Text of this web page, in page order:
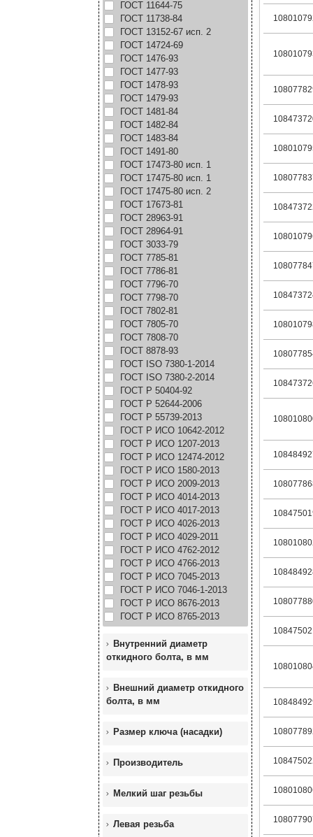
ГОСТ 11644-75
ГОСТ 11738-84
ГОСТ 13152-67 исп. 2
ГОСТ 14724-69
ГОСТ 1476-93
ГОСТ 1477-93
ГОСТ 1478-93
ГОСТ 1479-93
ГОСТ 1481-84
ГОСТ 1482-84
ГОСТ 1483-84
ГОСТ 1491-80
ГОСТ 17473-80 исп. 1
ГОСТ 17475-80 исп. 1
ГОСТ 17475-80 исп. 2
ГОСТ 17673-81
ГОСТ 28963-91
ГОСТ 28964-91
ГОСТ 3033-79
ГОСТ 7785-81
ГОСТ 7786-81
ГОСТ 7796-70
ГОСТ 7798-70
ГОСТ 7802-81
ГОСТ 7805-70
ГОСТ 7808-70
ГОСТ 8878-93
ГОСТ ISO 7380-1-2014
ГОСТ ISO 7380-2-2014
ГОСТ Р 50404-92
ГОСТ Р 52644-2006
ГОСТ Р 55739-2013
ГОСТ Р ИСО 10642-2012
ГОСТ Р ИСО 1207-2013
ГОСТ Р ИСО 12474-2012
ГОСТ Р ИСО 1580-2013
ГОСТ Р ИСО 2009-2013
ГОСТ Р ИСО 4014-2013
ГОСТ Р ИСО 4017-2013
ГОСТ Р ИСО 4026-2013
ГОСТ Р ИСО 4029-2011
ГОСТ Р ИСО 4762-2012
ГОСТ Р ИСО 4766-2013
ГОСТ Р ИСО 7045-2013
ГОСТ Р ИСО 7046-1-2013
ГОСТ Р ИСО 8676-2013
ГОСТ Р ИСО 8765-2013
Внутренний диаметр
откидного болта, в мм
Внешний диаметр откидного
болта, в мм
Размер ключа (насадки)
Производитель
Мелкий шаг резьбы
Левая резьба